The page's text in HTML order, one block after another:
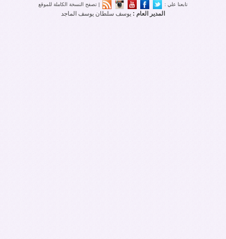
تابعنا علي :
| تصفح النسخة الكاملة للموقع
المدير العام : يوسف سلطان يوسف الماجد